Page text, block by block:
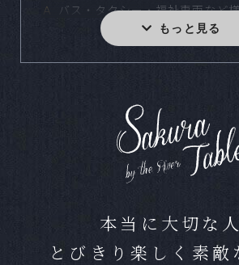
Ａ
バス・タクシー・福祉車両など
数に合わせてご用意しております
どの様なスタイルでも結婚式を
ます。写真のみやお食事のない
気軽にお問合せください。
可能です。条件によっては一部
がございますが、お気軽にご相
本当に大切な
とびきり楽しく素敵